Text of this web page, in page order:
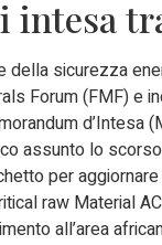
intesa
della sicurezza
Forum (FMF) e
d’Intesa
assunto lo
per
raw Material
all’area